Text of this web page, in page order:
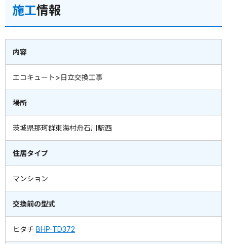
施工情報
内容
エコキュート>日立交換工事
場所
茨城県那珂群東海村舟石川駅西
住居タイプ
マンション
交換前の型式
ヒタチ BHP-TD372